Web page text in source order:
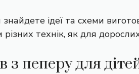
знайдете ідеї та схеми
різних технік, як для
з пеперу для